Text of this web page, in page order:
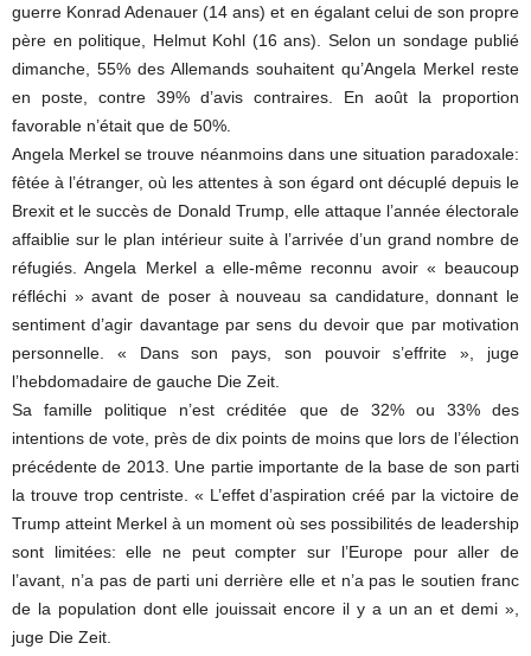
guerre Konrad Adenauer (14 ans) et en égalant celui de son propre
père en politique, Helmut Kohl (16 ans). Selon un sondage publié
dimanche, 55% des Allemands souhaitent qu’Angela Merkel reste
en poste, contre 39% d’avis contraires. En août la proportion
favorable n’était que de 50%.
Angela Merkel se trouve néanmoins dans une situation paradoxale:
fêtée à l’étranger, où les attentes à son égard ont décuplé depuis le
Brexit et le succès de Donald Trump, elle attaque l’année électorale
affaiblie sur le plan intérieur suite à l’arrivée d’un grand nombre de
réfugiés. Angela Merkel a elle-même reconnu avoir « beaucoup
réfléchi » avant de poser à nouveau sa candidature, donnant le
sentiment d’agir davantage par sens du devoir que par motivation
personnelle. « Dans son pays, son pouvoir s’effrite », juge
l’hebdomadaire de gauche Die Zeit.
Sa famille politique n’est créditée que de 32% ou 33% des
intentions de vote, près de dix points de moins que lors de l’élection
précédente de 2013. Une partie importante de la base de son parti
la trouve trop centriste. « L’effet d’aspiration créé par la victoire de
Trump atteint Merkel à un moment où ses possibilités de leadership
sont limitées: elle ne peut compter sur l’Europe pour aller de
l’avant, n’a pas de parti uni derrière elle et n’a pas le soutien franc
de la population dont elle jouissait encore il y a un an et demi »,
juge Die Zeit.